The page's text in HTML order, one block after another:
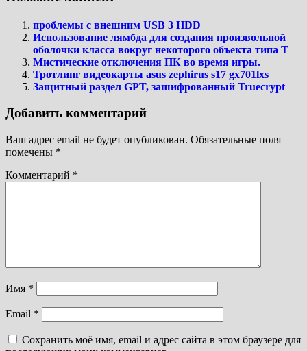
проблемы с внешним USB 3 HDD
Использование лямбда для создания произвольной
оболочки класса вокруг некоторого объекта типа T
Мистические отключения ПК во время игры.
Тротлинг видеокарты asus zephirus s17 gx701lxs
Защитный раздел GPT, зашифрованный Truecrypt
Добавить комментарий
Ваш адрес email не будет опубликован. Обязательные поля
помечены *
Комментарий *
Имя *
Email *
Сохранить моё имя, email и адрес сайта в этом браузере для